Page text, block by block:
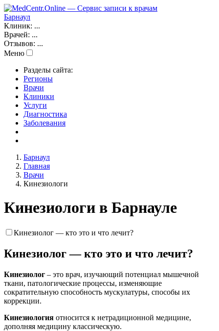
Барнаул
Клиник: ...
Врачей: ...
Отзывов: ...
Меню
Разделы сайта:
Регионы
Врачи
Клиники
Услуги
Диагностика
Заболевания
Барнаул
Главная
Врачи
Кинезиологи
Кинезиологи в Барнауле
Кинезиолог — кто это и что лечит?
Кинезиолог — кто это и что лечит?
Кинезиолог – это врач, изучающий потенциал мышечной
ткани, патологические процессы, изменяющие
сократительную способность мускулатуры, способы их
коррекции.
Кинезиология относится к нетрадиционной медицине,
дополняя медицину классическую.